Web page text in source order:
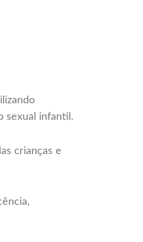
sexual infantil.
crianças e